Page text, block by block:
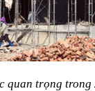
quan trọng trong